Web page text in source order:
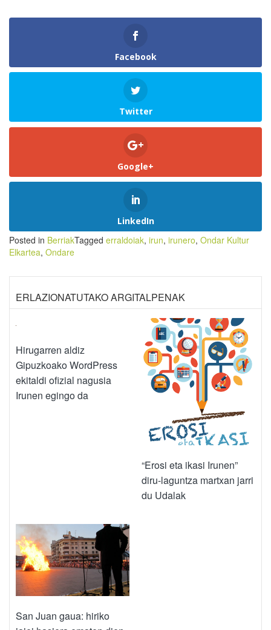
Facebook
Twitter
Google+
LinkedIn
Posted in BerriakTagged erraldoiak, irun, irunero, Ondar Kultur
Elkartea, Ondare
ERLAZIONATUTAKO ARGITALPENAK
Hirugarren aldiz
Gipuzkoako WordPress
ekitaldi ofizial nagusia
Irunen egingo da
“Erosi eta ikasi Irunen”
diru-laguntza martxan jarri
du Udalak
San Juan gaua: hiriko